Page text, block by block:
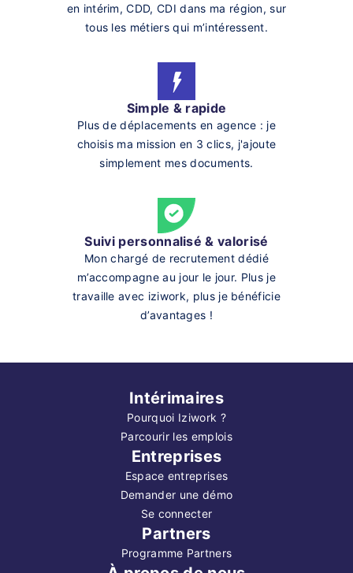
en intérim, CDD, CDI dans ma région, sur
tous les métiers qui m’intéressent.
Simple & rapide
Plus de déplacements en agence : je
choisis ma mission en 3 clics, j'ajoute
simplement mes documents.
Suivi personnalisé & valorisé
Mon chargé de recrutement dédié
m’accompagne au jour le jour. Plus je
travaille avec iziwork, plus je bénéficie
d’avantages !
Intérimaires
Pourquoi Iziwork ?
Parcourir les emplois
Entreprises
Espace entreprises
Demander une démo
Se connecter
Partners
Programme Partners